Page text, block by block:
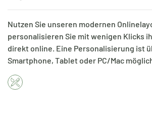
Nutzen Sie unseren modernen
personalisieren Sie mit wenigen Klicks
direkt online. Eine Personalisierung ist
Smartphone, Tablet oder PC/Mac